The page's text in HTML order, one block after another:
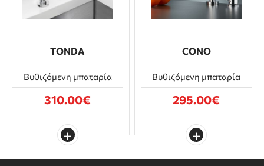
ΠΟΡΤΕΣ
TONDA
Βυθιζόμενη μπαταρία
310.00€
CONO
Βυθιζόμενη μπαταρία
295.00€